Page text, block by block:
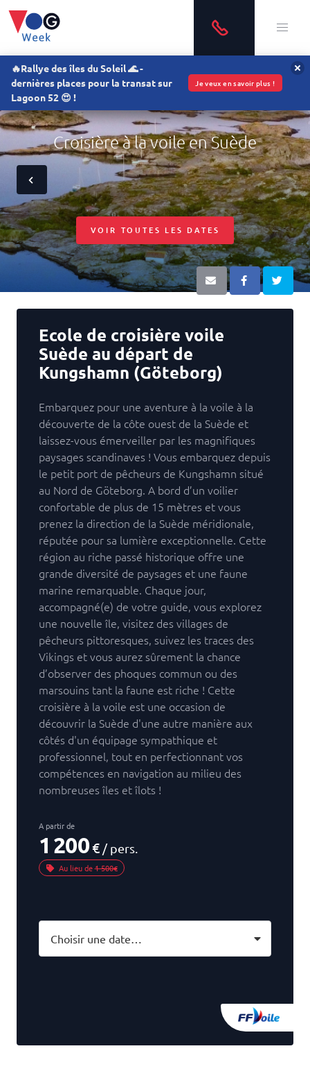
🔥Rallye des îles du Soleil 🌊 -
dernières places pour la transat sur
Lagoon 52 😍 !
Je veux en savoir plus !
Croisière à la voile en Suède
VOIR TOUTES LES DATES
Ecole de croisière voile
Suède au départ de
Kungshamn (Göteborg)
Embarquez pour une aventure à la voile à la
découverte de la côte ouest de la Suède et
laissez-vous émerveiller par les magnifiques
paysages scandinaves ! Vous embarquez depuis
le petit port de pêcheurs de Kungshamn situé
au Nord de Göteborg. A bord d’un voilier
confortable de plus de 15 mètres et vous
prenez la direction de la Suède méridionale,
réputée pour sa lumière exceptionnelle. Cette
région au riche passé historique offre une
grande diversité de paysages et une faune
marine remarquable. Chaque jour,
accompagné(e) de votre guide, vous explorez
une nouvelle île, visitez des villages de
pêcheurs pittoresques, suivez les traces des
Vikings et vous aurez sûrement la chance
d’observer des phoques commun ou des
marsouins tant la faune est riche ! Cette
croisière à la voile est une occasion de
découvrir la Suède d'une autre manière aux
côtés d'un équipage sympathique et
professionnel, tout en perfectionnant vos
compétences en navigation au milieu des
nombreuses îles et îlots !
A partir de
1 200 € / pers.
Au lieu de1 500€
Choisir une date…